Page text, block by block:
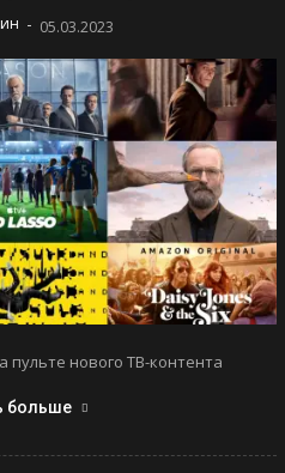
- 05.03.2023
нового ТВ-контента
больше